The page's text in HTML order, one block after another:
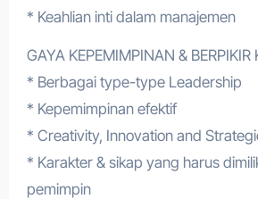
* Keahlian inti dalam manajemen
GAYA KEPEMIMPINAN & BERPIKIR
* Berbagai type-type Leadership
* Kepemimpinan efektif
* Creativity, Innovation and
* Karakter & sikap yang harus
pemimpin